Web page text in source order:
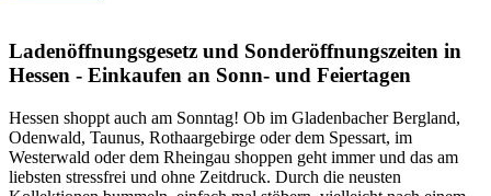
Ladenöffnungsgesetz und Sonderöffnungszeiten in
Hessen - Einkaufen an Sonn- und Feiertagen
Hessen shoppt auch am Sonntag! Ob im Gladenbacher Bergland,
Odenwald, Taunus, Rothaargebirge oder dem Spessart, im
Westerwald oder dem Rheingau shoppen geht immer und das am
liebsten stressfrei und ohne Zeitdruck. Durch die neusten